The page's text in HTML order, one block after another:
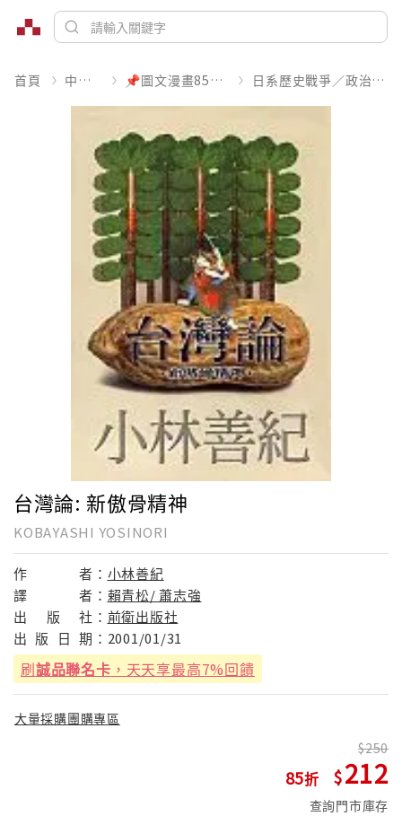
首頁 中文書 📌圖文漫畫85折起 日系歷史戰爭／政治宗教
台灣論: 新傲骨精神
KOBAYASHI YOSINORI
作 者： 小林善紀
譯
者： 賴青松/ 蕭志強
出
版 社： 前衛出版社
出 版 日 期： 2001/01/31
刷誠品聯名卡 ，天天享最高7%回饋
大量採購團購專區
85
250
212
查詢門市庫存